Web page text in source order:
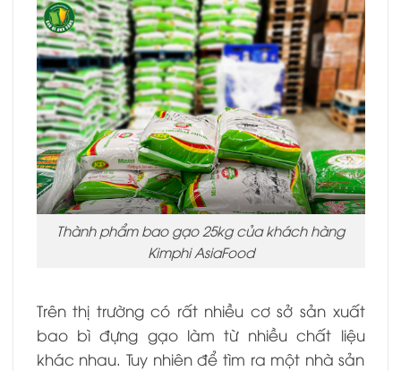
Thành phẩm bao gạo 25kg của khách hàng
Kimphi AsiaFood
Trên thị trường có rất nhiều cơ sở sản xuất
bao bì đựng gạo làm từ nhiều chất liệu
khác nhau. Tuy nhiên để tìm ra một nhà sản